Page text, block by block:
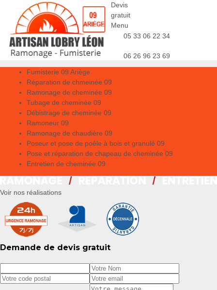
Devis
gratuit
Menu
05 33 06 22 34
06 26 96 23 69
Fumisterie 09 Ariège
Réparation de chmeinée 09
Ramonage de cheminée 09
Tubage de cheminée 09
Débistrage de cheminée 09
Ramoneur 09
Ramonage de chaudière 09
Poseur et pose de poêle à bois et granulé 09
Pose et réparation de chapeau de cheminée 09
Entretien de cheminée 09
Voir nos réalisations
Demande de devis gratuit